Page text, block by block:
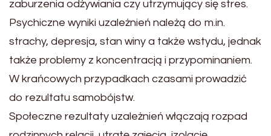
zaburzenia odżywiania czy utrzymujący się stres.
Psychiczne wyniki uzależnień należą do m.in.
strachy, depresja, stan winy a także wstydu, jednak
także problemy z koncentracją i przypominaniem.
W krańcowych przypadkach czasami prowadzić
do rezultatu samobójstw.
Społeczne rezultaty uzależnień włączają rozpad